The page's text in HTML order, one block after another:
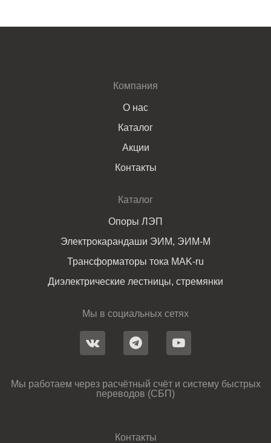
Компания
О нас
Каталог
Акции
Контакты
Каталог
Опоры ЛЭП
Электрокарандаши ЭИМ, ЭИМ-М
Трансформаторы тока MAK-ru
Диэлектрические лестницы, стремянки
Мы в социальных сетях
Мы работаем через расчётный счёт и систему быстрых
переводов (СБП)
Контакты